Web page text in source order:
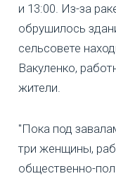
и 13:00. Из-за
обрушилось
сельсовете
Вакуленко,
жители.
"Пока под
три женщины,
общественно-